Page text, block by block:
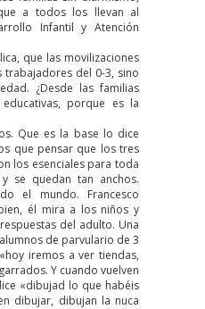
a todos los llevan al
Infantil y Atención
que las movilizaciones
del 0-3, sino
¿Desde las familias
porque es la
Que es la base lo dice
que pensar que los tres
los esenciales para toda
se quedan tan anchos.
el mundo. Francesco
él mira a los niños y
del adulto. Una
de parvulario de 3
iremos a ver tiendas,
Y cuando vuelven
«dibujad lo que habéis
dibujar, dibujan la nuca